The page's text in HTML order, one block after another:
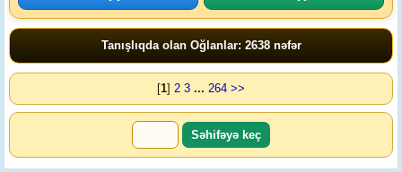
Tanışlıqda olan Oğlanlar: 2638 nəfər
[1] 2 3 ... 264 >>